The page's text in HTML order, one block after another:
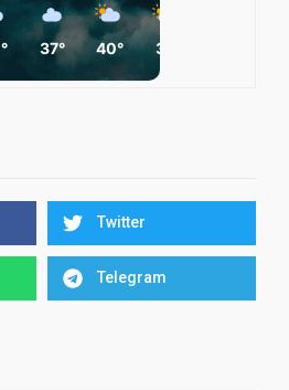
37° 40° 37°
Twitter
Telegram